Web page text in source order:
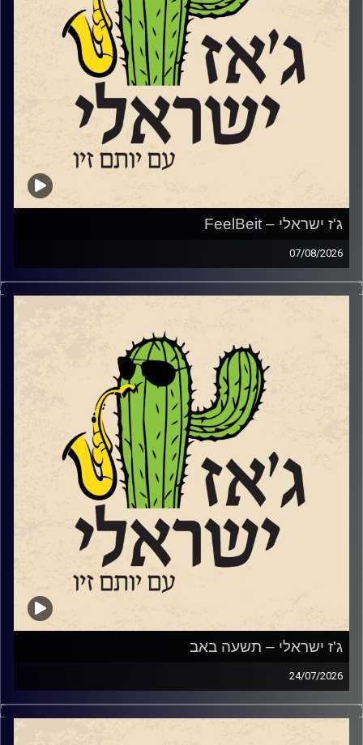
ג'ז ישראלי – FeelBeit
07/08/2026
השבוע הקדשנו את מרבית התוכנית למקום מיוחד ולפסטיבל
מיוחד שמנהל בימים אלו בירושלים.
מרכז תרבות פלסטיני־ישראלי, ערבי־יהודי, הפועל בירושלים
ומשמש מרחב משותף לאמנים, לאמניות ולקהלים מגוונים.
והפסטיבל הואפסטיבל SHIFT
שלדברי המארגנים שלו, אינו מבקש לייפות את המציאות, ואינו
מתיימר לפתור אותה. הוא מתחיל מאמונה פשוטה: העתיד
שאנחנו מבקשים אינו דבר שמחכים לו – אלא דבר שיוצרים
שוחחנו עם המנהל האומנותי של הבית, עמנואל ויצטום, עם
המלחין ונגן העוד לואי ח'לייף ועם הדי ג'י "גונדי".
אחרי המשכנו במסורת החדשה שלנו והשמענו מוזיקה חדשה
של מוזיקאי ג'ז ישראלים:
איתמר בורוכוב
ונדב כרם
ג'ז ישראלי – תשעה באב
24/07/2026
מאז ה 7.10.2023, הביטוי שנאת אחים או שנאת חינם או סתם
אפילו סתם שנאה, מקבל משמעות אחרת. ולצערינו לרבים מידי